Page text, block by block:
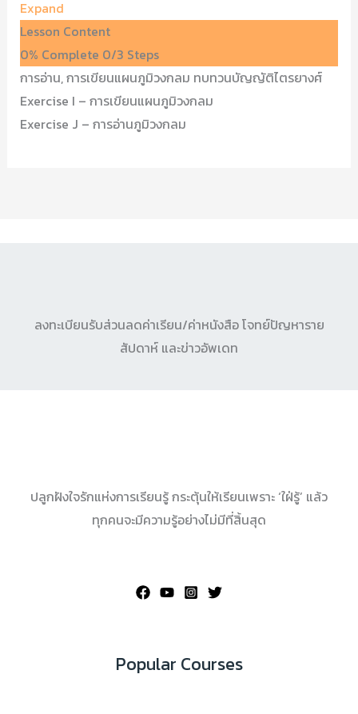
Expand
Lesson Content
0% Complete 0/3 Steps
การอ่าน, การเขียนแผนภูมิวงกลม ทบทวนบัญญัติไตรยางศ์
Exercise I – การเขียนแผนภูมิวงกลม
Exercise J – การอ่านภูมิวงกลม
ลงทะเบียนรับส่วนลดค่าเรียน/ค่าหนังสือ โจทย์ปัญหาราย
สัปดาห์ และข่าวอัพเดท
ปลูกฝังใจรักแห่งการเรียนรู้ กระตุ้นให้เรียนเพราะ ‘ใฝ่รู้’ แล้ว
ทุกคนจะมีความรู้อย่างไม่มีที่สิ้นสุด
Popular Courses